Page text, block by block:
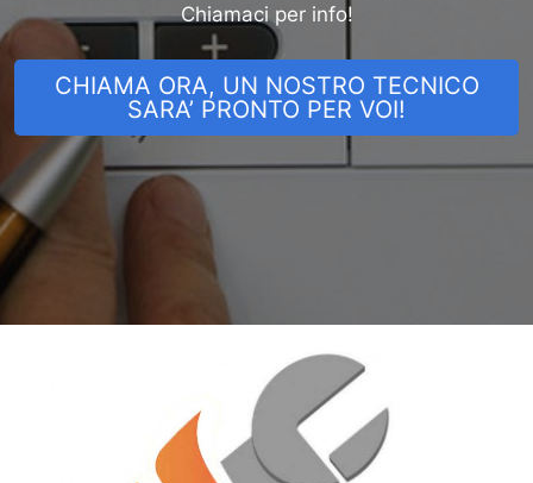
Chiamaci per info!
CHIAMA ORA, UN NOSTRO TECNICO
SARA’ PRONTO PER VOI!